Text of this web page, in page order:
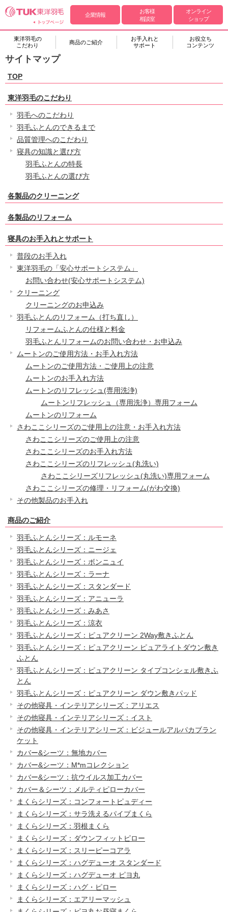
企業情報
お客様
相談室
オンライン
ショップ
東洋羽毛の
こだわり
商品のご紹介
お手入れと
サポート
お役立ち
コンテンツ
サイトマップ
TOP
東洋羽毛のこだわり
羽毛へのこだわり
羽毛ふとんのできるまで
品質管理へのこだわり
寝具の知識と選び方
羽毛ふとんの特長
羽毛ふとんの選び方
各製品のクリーニング
各製品のリフォーム
寝具のお手入れとサポート
普段のお手入れ
東洋羽毛の「安心サポートシステム」
お問い合わせ(安心サポートシステム)
クリーニング
クリーニングのお申込み
羽毛ふとんのリフォーム（打ち直し）
リフォームふとんの仕様と料金
羽毛ふとんリフォームのお問い合わせ・お申込み
ムートンのご使用方法・お手入れ方法
ムートンのご使用方法・ご使用上の注意
ムートンのお手入れ方法
ムートンのリフレッシュ(専用洗浄)
ムートンリフレッシュ（専用洗浄）専用フォーム
ムートンのリフォーム
さわここシリーズのご使用上の注意・お手入れ方法
さわここシリーズのご使用上の注意
さわここシリーズのお手入れ方法
さわここシリーズのリフレッシュ(丸洗い)
さわここシリーズリフレッシュ(丸洗い)専用フォーム
さわここシリーズの修理・リフォーム(がわ交換)
その他製品のお手入れ
商品のご紹介
羽毛ふとんシリーズ：ルモーネ
羽毛ふとんシリーズ：ニージェ
羽毛ふとんシリーズ：ボンニュイ
羽毛ふとんシリーズ：ラーナ
羽毛ふとんシリーズ：スタンダード
羽毛ふとんシリーズ：アニューラ
羽毛ふとんシリーズ：みあさ
羽毛ふとんシリーズ：涼衣
羽毛ふとんシリーズ：ピュアクリーン 2Way敷きふとん
羽毛ふとんシリーズ：ピュアクリーン ピュアライトダウン敷き
ふとん
羽毛ふとんシリーズ：ピュアクリーン タイプコンシェル敷きふ
とん
羽毛ふとんシリーズ：ピュアクリーン ダウン敷きパッド
その他寝具・インテリアシリーズ：アリエス
その他寝具・インテリアシリーズ：イスト
その他寝具・インテリアシリーズ：ビジュールアルパカブラン
ケット
カバー&シーツ：無地カバー
カバー&シーツ：M*mコレクション
カバー&シーツ：抗ウイルス加工カバー
カバー＆シーツ：メルティピローカバー
まくらシリーズ：コンフォートピュディー
まくらシリーズ：サラ洗えるパイプまくら
まくらシリーズ：羽根まくら
まくらシリーズ：ダウンフィットピロー
まくらシリーズ：スリーピーコアラ
まくらシリーズ：ハグデューオ スタンダード
まくらシリーズ：ハグデューオ ピヨ丸
まくらシリーズ：ハグ・ピロー
まくらシリーズ：エアリーマッシュ